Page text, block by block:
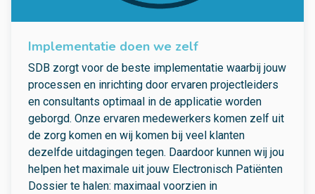
Implementatie doen we zelf
SDB zorgt voor de beste implementatie waarbij jouw
processen en inrichting door ervaren projectleiders
en consultants optimaal in de applicatie worden
geborgd. Onze ervaren medewerkers komen zelf uit
de zorg komen en wij komen bij veel klanten
dezelfde uitdagingen tegen. Daardoor kunnen wij jou
helpen het maximale uit jouw Electronisch Patiënten
Dossier te halen: maximaal voorzien in